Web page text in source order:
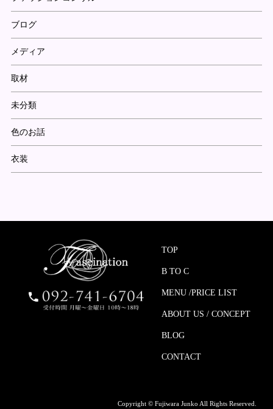
ブログ
メディア
取材
未分類
色のお話
衣装
TOP
B TO C
MENU /PRICE LIST
ABOUT US / CONCEPT
BLOG
CONTACT
Copyright © Fujiwara Junko All Rights Reserved.